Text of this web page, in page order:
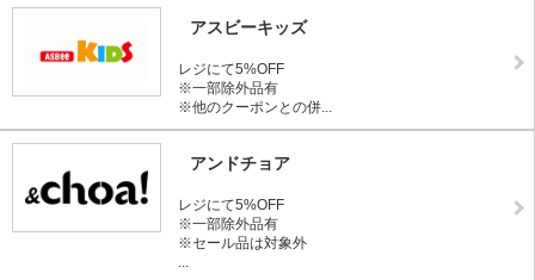
アスビーキッズ
レジにて5%OFF
※一部除外品有
※他のクーポンとの併...
アンドチョア
レジにて5%OFF
※一部除外品有
※セール品は対象外